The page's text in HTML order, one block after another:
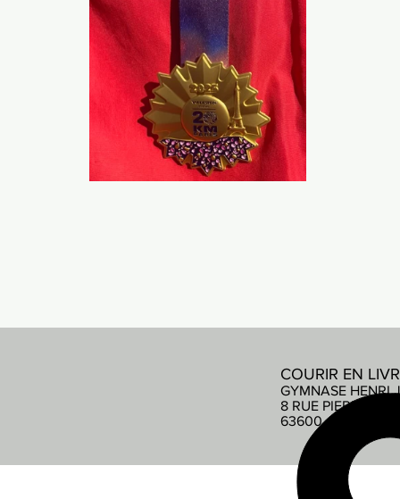
COURIR EN
GYMNASE HENRI
8 RUE PIERRE DE
63600 AMBERT